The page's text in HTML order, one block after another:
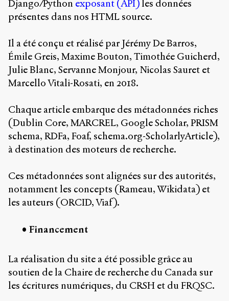
Django/Python exposant (API) les données
présentes dans nos HTML source.
Il a été conçu et réalisé par Jérémy De Barros,
Émile Greis, Maxime Bouton, Timothée Guicherd,
Julie Blanc, Servanne Monjour, Nicolas Sauret et
Marcello Vitali-Rosati, en 2018.
Chaque article embarque des métadonnées riches
(Dublin Core, MARCREL, Google Scholar, PRISM
schema, RDFa, Foaf, schema.org-ScholarlyArticle),
à destination des moteurs de recherche.
Ces métadonnées sont alignées sur des autorités,
notamment les concepts (Rameau, Wikidata) et
les auteurs (ORCID, Viaf).
Financement
La réalisation du site a été possible grâce au
soutien de la Chaire de recherche du Canada sur
les écritures numériques, du CRSH et du FRQSC.